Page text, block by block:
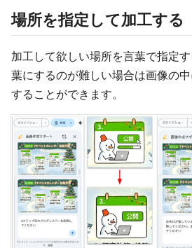
場所を指定して加工する
加工して欲しい場所を言葉で指定
葉にするのが難しい場合は画像の
することができます。